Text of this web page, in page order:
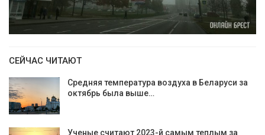
СЕЙЧАС ЧИТАЮТ
Средняя температура воздуха в Беларуси за
октябрь была выше…
Ученые считают 2023-й самым теплым за